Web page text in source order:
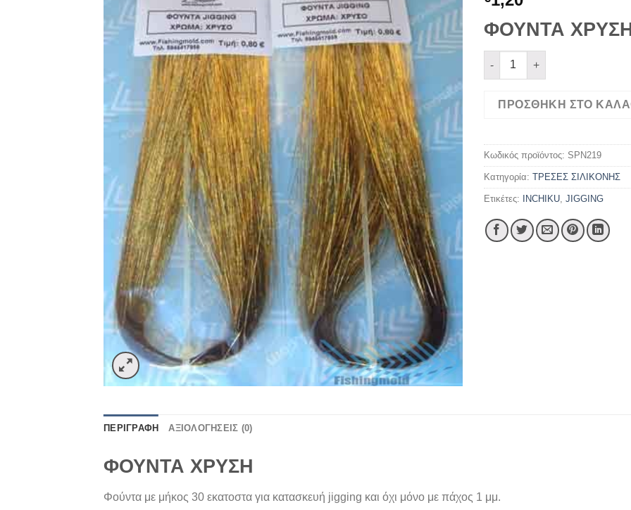
ΦΟΥΝΤΑ
ΦΟΥΝΤΑ ΧΡΥΣΗ ποσότητα
ΠΡΟΣΘΉΚΗ ΣΤΟ
Κωδικός προϊόντος: SPN219
Κατηγορία: ΤΡΕΣΕΣ ΣΙΛΙΚΟΝΗΣ
Ετικέτες: INCHIKU, JIGGING
ΠΕΡΙΓΡΑΦΉ ΑΞΙΟΛΟΓΉΣΕΙΣ (0)
ΦΟΥΝΤΑ ΧΡΥΣΗ
Φούντα με μήκος 30 εκατοστα για κατασκευή jigging και όχι μόνο με πάχος 1 μμ.